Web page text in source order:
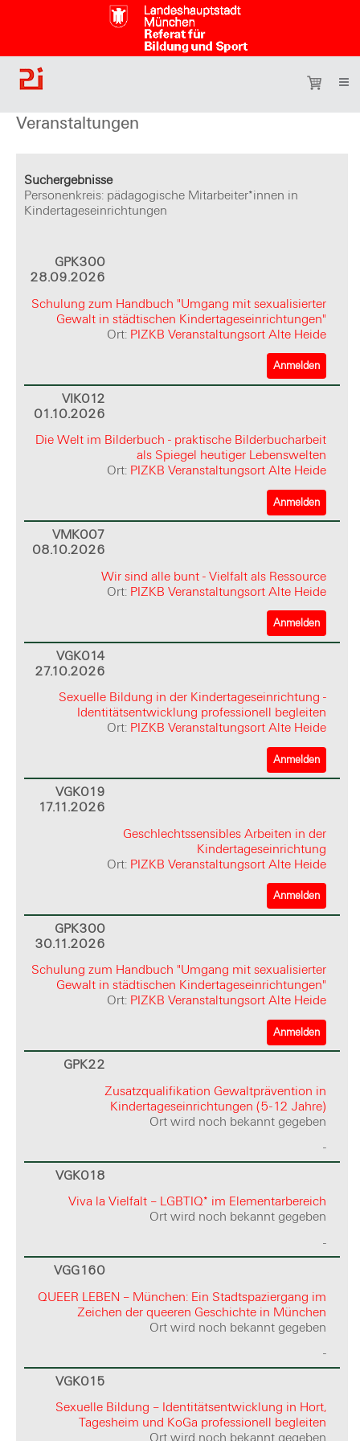
Veranstaltungen
Suchergebnisse
Personenkreis: pädagogische Mitarbeiter*innen in
Kindertageseinrichtungen
GPK300
28.09.2026
Schulung zum Handbuch "Umgang mit sexualisierter
Gewalt in städtischen Kindertageseinrichtungen"
Ort: PIZKB Veranstaltungsort Alte Heide
Anmelden
VIK012
01.10.2026
Die Welt im Bilderbuch - praktische Bilderbucharbeit
als Spiegel heutiger Lebenswelten
Ort: PIZKB Veranstaltungsort Alte Heide
Anmelden
VMK007
08.10.2026
Wir sind alle bunt - Vielfalt als Ressource
Ort: PIZKB Veranstaltungsort Alte Heide
Anmelden
VGK014
27.10.2026
Sexuelle Bildung in der Kindertageseinrichtung -
Identitätsentwicklung professionell begleiten
Ort: PIZKB Veranstaltungsort Alte Heide
Anmelden
VGK019
17.11.2026
Geschlechtssensibles Arbeiten in der
Kindertageseinrichtung
Ort: PIZKB Veranstaltungsort Alte Heide
Anmelden
GPK300
30.11.2026
Schulung zum Handbuch "Umgang mit sexualisierter
Gewalt in städtischen Kindertageseinrichtungen"
Ort: PIZKB Veranstaltungsort Alte Heide
Anmelden
GPK22
Zusatzqualifikation Gewaltprävention in
Kindertageseinrichtungen (5-12 Jahre)
Ort wird noch bekannt gegeben
-
VGK018
Viva la Vielfalt – LGBTIQ* im Elementarbereich
Ort wird noch bekannt gegeben
-
VGG160
QUEER LEBEN – München: Ein Stadtspaziergang im
Zeichen der queeren Geschichte in München
Ort wird noch bekannt gegeben
-
VGK015
Sexuelle Bildung – Identitätsentwicklung in Hort,
Tagesheim und KoGa professionell begleiten